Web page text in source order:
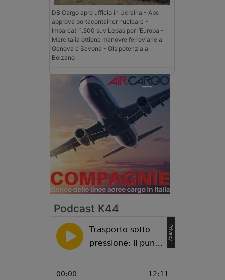
DB Cargo apre ufficio in Ucraina - Abs
approva portacontainer nucleare -
Imbarcati 1.500 suv Lepas per l’Europa -
Mercitalia ottiene manovre ferroviarie a
Genova e Savona - Gls potenzia a
Bolzano
Podcast K44